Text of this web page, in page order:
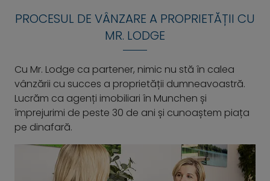
PROCESUL DE VÂNZARE A PROPRIETĂȚII CU
MR. LODGE
Cu Mr. Lodge ca partener, nimic nu stă în calea
vânzării cu succes a proprietății dumneavoastră.
Lucrăm ca agenți imobiliari în Munchen și
împrejurimi de peste 30 de ani și cunoaștem piața
pe dinafară.